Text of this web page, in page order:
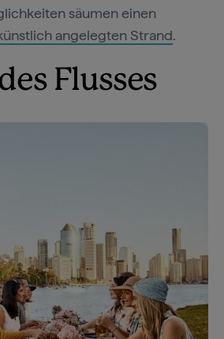
säumen einen
angelegten Strand.
Flusses